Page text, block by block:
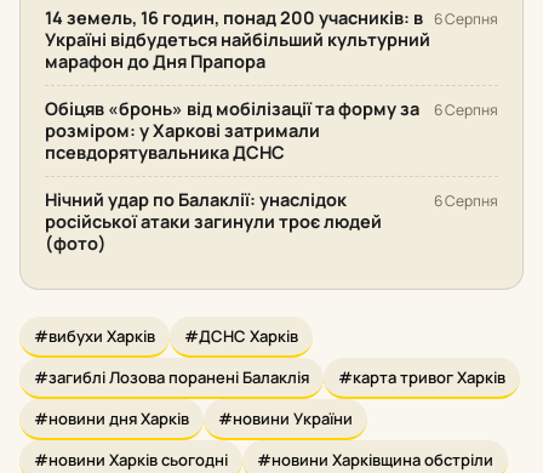
14 земель, 16 годин, понад 200 учасників: в
Україні відбудеться найбільший культурний
марафон до Дня Прапора
6 Серпня
Обіцяв «бронь» від мобілізації та форму за
розміром: у Харкові затримали
псевдорятувальника ДСНС
6 Серпня
Нічний удар по Балаклії: унаслідок
російської атаки загинули троє людей
(фото)
6 Серпня
#вибухи Харків
#ДСНС Харків
#загиблі Лозова поранені Балаклія
#карта тривог Харків
#новини дня Харків
#новини України
#новини Харків сьогодні
#новини Харківщина обстріли